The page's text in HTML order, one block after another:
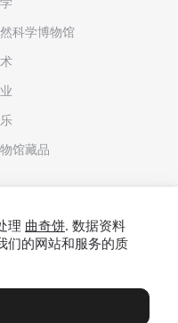
科学博物馆
馆藏品
理 曲奇饼. 数据资料
们的网站和服务的质